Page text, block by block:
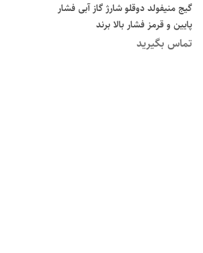
گیج منیفولد دوقلو شارژ گاز آبی فشار
پایین و قرمز فشار بالا برند
KRYSTAL مدل CT-536G
تماس بگیرید